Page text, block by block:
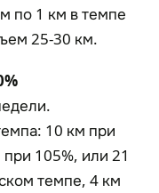
по 1 км в темпе
25-30 км.
10 км при
105%, или 21
темпе, 4 км